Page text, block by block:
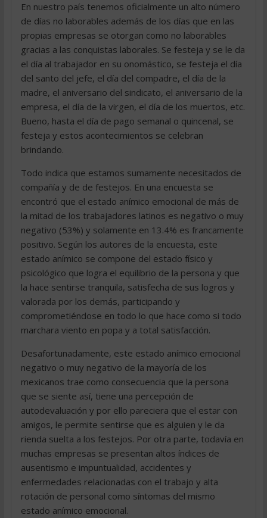
En nuestro país tenemos oficialmente un alto número
de días no laborables además de los días que en las
propias empresas se otorgan como no laborables
gracias a las conquistas laborales. Se festeja y se le da
el día al trabajador en su onomástico, se festeja el día
del santo del jefe, el día del compadre, el día de la
madre, el aniversario del sindicato, el aniversario de la
empresa, el día de la virgen, el día de los muertos, etc.
Bueno, hasta el día de pago semanal o quincenal, se
festeja y estos acontecimientos se celebran
brindando.
Todo indica que estamos sumamente necesitados de
compañía y de de festejos. En una encuesta se
encontró que el estado anímico emocional de más de
la mitad de los trabajadores latinos es negativo o muy
negativo (53%) y solamente en 13.4% es francamente
positivo. Según los autores de la encuesta, este
estado anímico se compone del estado físico y
psicológico que logra el equilibrio de la persona y que
la hace sentirse tranquila, satisfecha de sus logros y
valorada por los demás, participando y
comprometiéndose en todo lo que hace como si todo
marchara viento en popa y a total satisfacción.
Desafortunadamente, este estado anímico emocional
negativo o muy negativo de la mayoría de los
mexicanos trae como consecuencia que la persona
que se siente así, tiene una percepción de
autodevaluación y por ello pareciera que el estar con
amigos, le permite sentirse que es alguien y le da
rienda suelta a los festejos. Por otra parte, todavía en
muchas empresas se presentan altos índices de
ausentismo e impuntualidad, accidentes y
enfermedades relacionadas con el trabajo y alta
rotación de personal como síntomas del mismo
estado anímico emocional.